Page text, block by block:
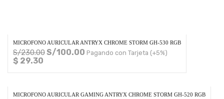
MICROFONO AURICULAR ANTRYX CHROME STORM GH-530 RGB
S/230.00S/100.00 Pagando con Tarjeta (+5%)
$ 29.30
MICROFONO AURICULAR GAMING ANTRYX CHROME STORM GH-520 RGB